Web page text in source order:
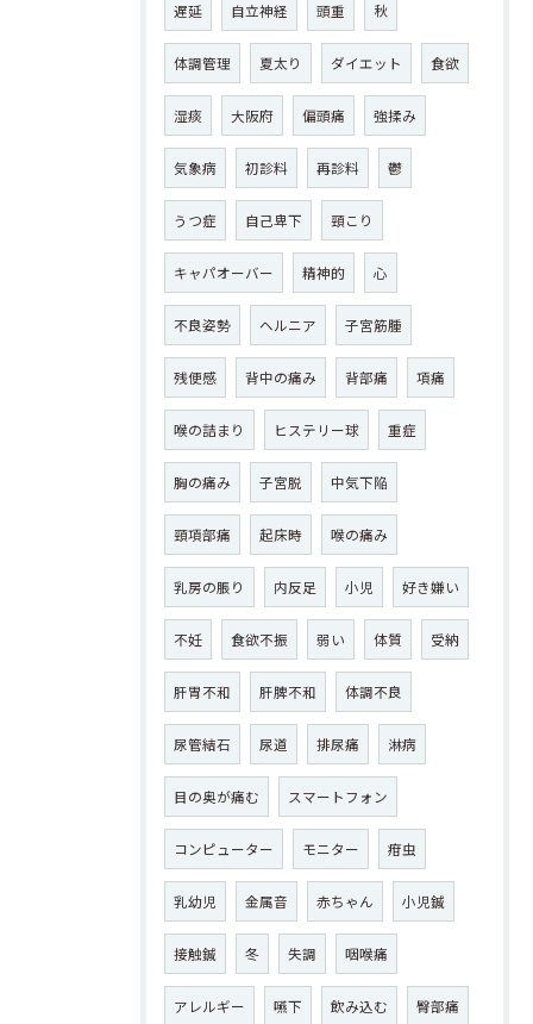
遅延 自立神経 頭重 秋
体調管理 夏太り ダイエット 食欲
湿痰 大阪府 偏頭痛 強揉み
気象病 初診料 再診料 鬱
うつ症 自己卑下 頸こり
キャパオーバー 精神的 心
不良姿勢 ヘルニア 子宮筋腫
残便感 背中の痛み 背部痛 項痛
喉の詰まり ヒステリー球 重症
胸の痛み 子宮脱 中気下陥
頸項部痛 起床時 喉の痛み
乳房の脹り 内反足 小児 好き嫌い
不妊 食欲不振 弱い 体質 受納
肝胃不和 肝脾不和 体調不良
尿管結石 尿道 排尿痛 淋病
目の奥が痛む スマートフォン
コンピューター モニター 疳虫
乳幼児 金属音 赤ちゃん 小児鍼
接触鍼 冬 失調 咽喉痛
アレルギー 嚥下 飲み込む 臀部痛